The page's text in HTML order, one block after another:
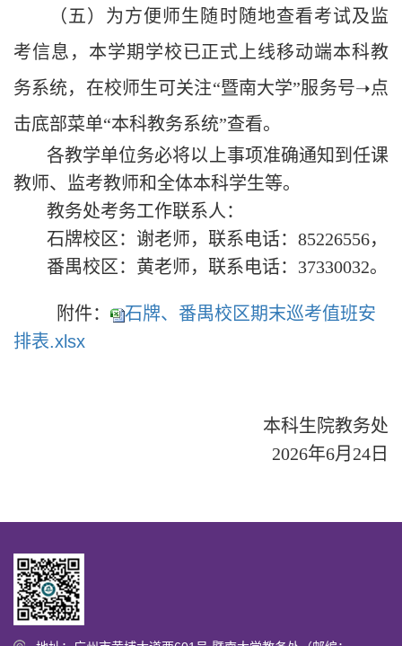
（五）为方便师生随时随地查看考试及监
考信息，本学期学校已正式上线移动端本科教
务系统，在校师生可关注“暨南大学”服务号➝点
击底部菜单“本科教务系统”查看。
各教学单位务必将以上事项准确通知到任课
教师、监考教师和全体本科学生等。
教务处考务工作联系人：
石牌校区：谢老师，联系电话：85226556，
番禺校区：黄老师，联系电话：37330032。
附件：
石牌、番禺校区期末巡考值班安
排表.xlsx
本科生院教务处
2026年6月24日